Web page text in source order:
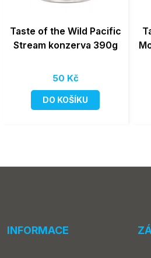
Taste of the Wild Pacific
Stream konzerva 390g
50 Kč
DO KOŠÍKU
INFORMACE